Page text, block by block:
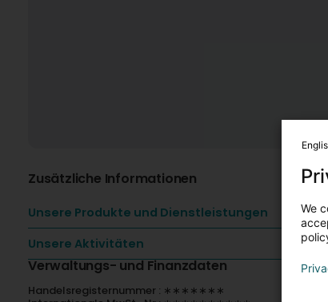
Zusätzliche Informationen
Unsere Produkte und Dienstleistungen
Unsere Aktivitäten
Verwaltungs- und Finanzdaten
Handelsregisternummer : ∗∗∗∗∗∗∗
We